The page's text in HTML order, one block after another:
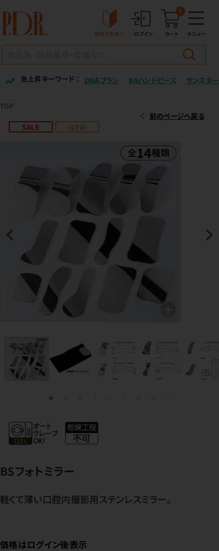
初めての方へ ログイン カート
0
メニュー
急上昇キーワード ： DNAブラシ BAハンドピース サンスター
TOP
前のページへ戻る
BSフォトミラー
軽くて薄い口腔内撮影用ステンレスミラー。
価格はログイン後表示
SALE NEW